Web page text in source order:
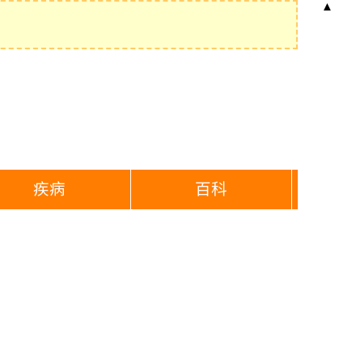
疾病 百科
▲